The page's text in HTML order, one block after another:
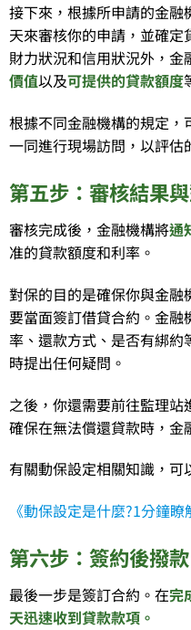
接下來，根據所申請的金
天來審核你的申請，並確
財力狀況和信用狀況外，金
價值以及可提供的貸款額度
根據不同金融機構的規定，
一同進行現場訪問，以評估
第五步：審核結果
審核完成後，金融機構將通
准的貸款額度和利率。
對保的目的是確保你與金
要當面簽訂借貸合約。金
率、還款方式、是否有綁
時提出任何疑問。
之後，你還需要前往監理站
確保在無法償還貸款時，金
有關動保設定相關知識，可
《動保設定是什麼?1分鐘瞭
第六步：簽約後撥款
最後一步是簽訂合約。在完
天迅速收到貸款款項。